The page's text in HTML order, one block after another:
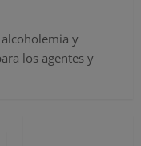
y
los agentes y